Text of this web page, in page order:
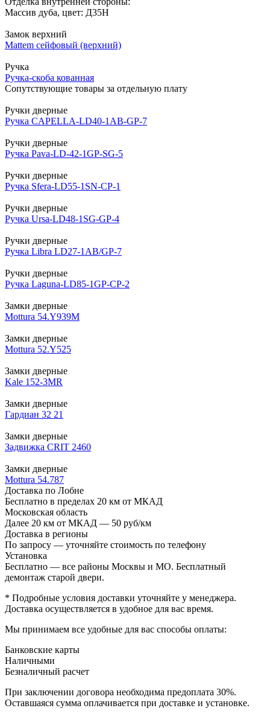
Массив дуба, цвет: Д35Н
Замок верхний
Mattem сейфовый (верхний)
Ручка
Ручка-скоба кованная
Сопутствующие товары за отдельную плату
Ручки дверные
Ручка CAPELLA-LD40-1AB-GP-7
Ручки дверные
Ручка Pava-LD-42-1GP-SG-5
Ручки дверные
Ручка Sfera-LD55-1SN-CP-1
Ручки дверные
Ручка Ursa-LD48-1SG-GP-4
Ручки дверные
Ручка Libra LD27-1AB/GP-7
Ручки дверные
Ручка Laguna-LD85-1GP-CP-2
Замки дверные
Mottura 54.Y939M
Замки дверные
Mottura 52.Y525
Замки дверные
Kale 152-3MR
Замки дверные
Гардиан 32 21
Замки дверные
Задвижка CRIT 2460
Замки дверные
Mottura 54.787
Доставка по Лобне
Бесплатно в пределах 20 км от МКАД
Московская область
Далее 20 км от МКАД — 50 руб/км
Доставка в регионы
По запросу — уточняйте стоимость по телефону
Установка
Бесплатно — все районы Москвы и МО. Бесплатный
демонтаж старой двери.
* Подробные условия доставки уточняйте у менеджера.
Доставка осуществляется в удобное для вас время.
Мы принимаем все удобные для вас способы оплаты:
Банковские карты
Наличными
Безналичный расчет
При заключении договора необходима предоплата 30%.
Оставшаяся сумма оплачивается при доставке и установке.